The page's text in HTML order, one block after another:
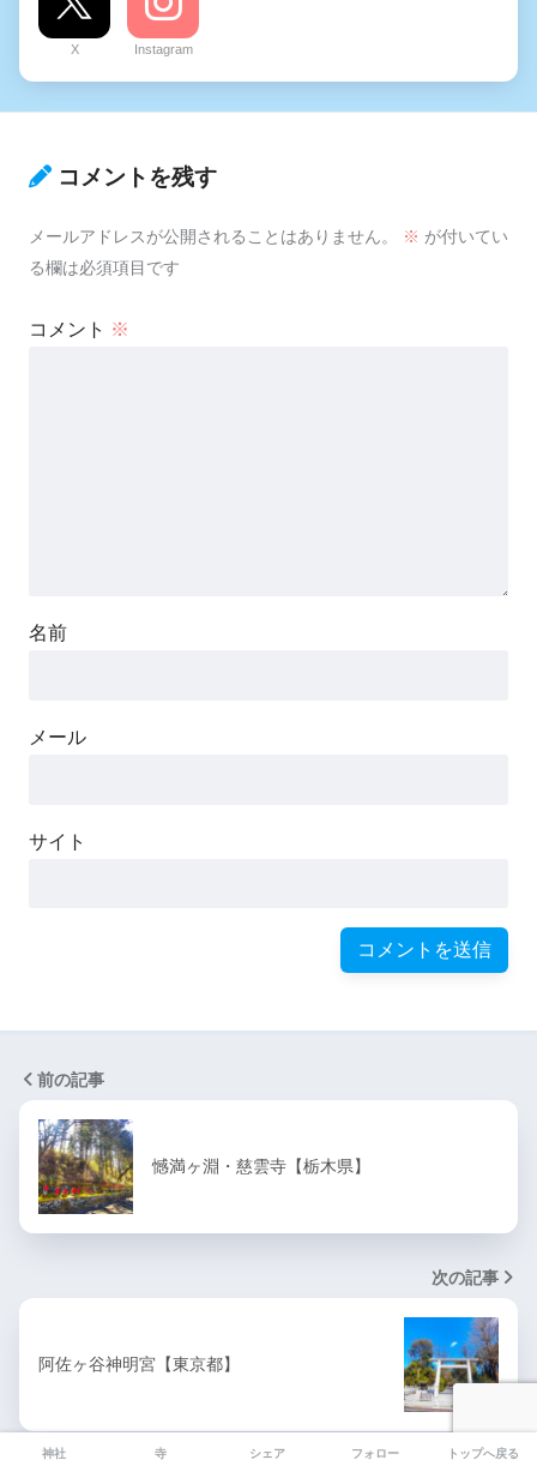
X Instagram
コメントを残す
メールアドレスが公開されることはありません。 ※ が付いてい
る欄は必須項目です
コメント ※
名前
メール
サイト
前の記事
憾満ヶ淵・慈雲寺【栃木県】
次の記事
阿佐ヶ谷神明宮【東京都】
神社 寺 シェア フォロー トップへ戻る